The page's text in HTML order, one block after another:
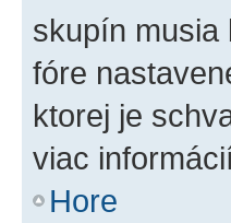
skupín musia
fóre
ktorej je
viac
Hore